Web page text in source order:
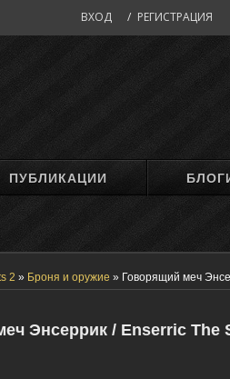
ВХОД / РЕГИСТРАЦИЯ
ПУБЛИКАЦИИ
2 » Броня и оружие » Говорящий меч
Энсеррик / Enserric The